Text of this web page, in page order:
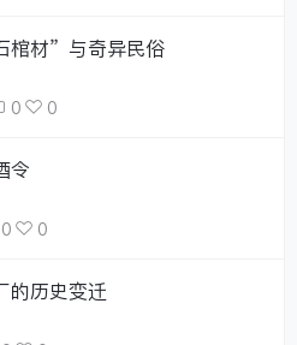
棺材”与奇异民俗
0 0
令
0 0
的历史变迁